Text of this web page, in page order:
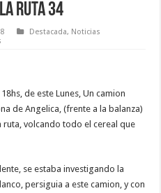
RUTA 34
Destacada, Noticias
de este Lunes, Un camion
de Angelica, (frente a la balanza)
volcando todo el cereal que
se estaba investigando la
persiguia a este camion, y con